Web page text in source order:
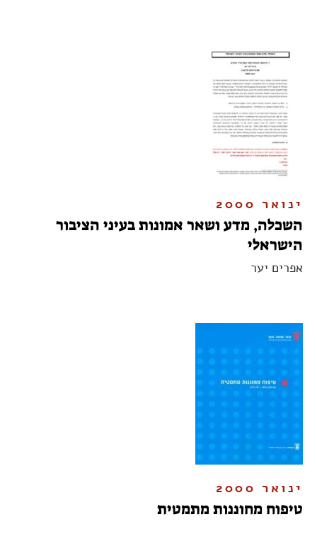
ינואר 2000
השכלה, מדע ושאר אמונות בעיני הציבור
הישראלי
אפרים יער
ינואר 2000
טיפוח מחוננות מתמטית